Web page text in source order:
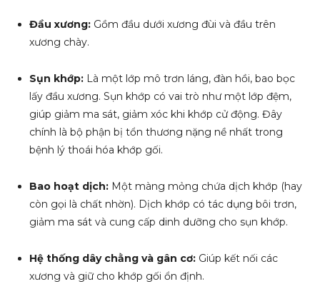
Đầu xương: Gồm đầu dưới xương đùi và đầu trên
xương chày.
Sụn khớp: Là một lớp mô trơn láng, đàn hồi, bao bọc
lấy đầu xương. Sụn khớp có vai trò như một lớp đệm,
giúp giảm ma sát, giảm xóc khi khớp cử động. Đây
chính là bộ phận bị tổn thương nặng nề nhất trong
bệnh lý thoái hóa khớp gối.
Bao hoạt dịch: Một màng mỏng chứa dịch khớp (hay
còn gọi là chất nhờn). Dịch khớp có tác dụng bôi trơn,
giảm ma sát và cung cấp dinh dưỡng cho sụn khớp.
Hệ thống dây chằng và gân cơ: Giúp kết nối các
xương và giữ cho khớp gối ổn định.